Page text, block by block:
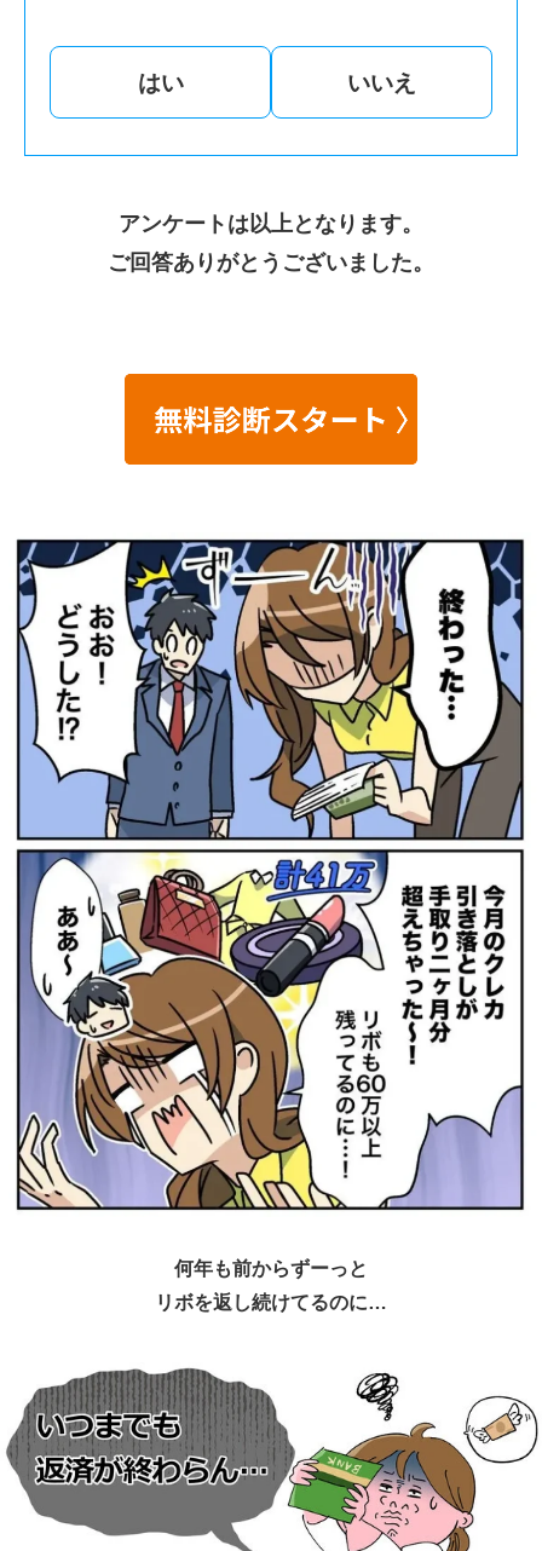
はい いいえ
アンケートは以上となります。
ご回答ありがとうございました。
何年も前からずーっと
リボを返し続けてるのに…